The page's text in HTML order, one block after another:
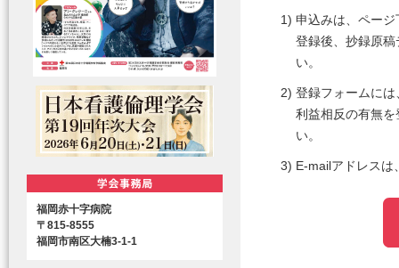
福岡赤十字病院
〒815-8555
福岡市南区大楠3-1-1
1) 申込みは、ペー
登録後、抄録原
い。
2) 登録フォームに
利益相反の有無
い。
3) E-mailアドレスは